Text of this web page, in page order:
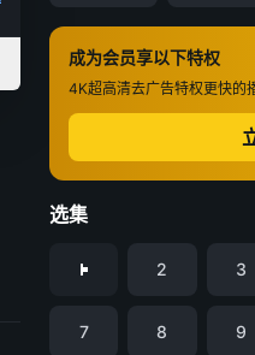
成为会员享以下特权
4K超高清去广告特权更快的
选集
2 3
7 8 9